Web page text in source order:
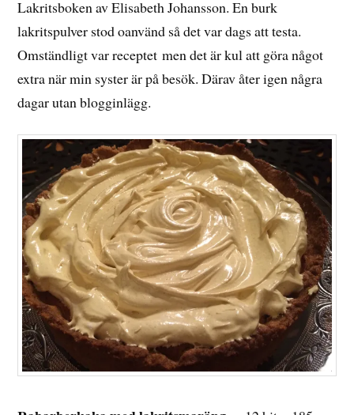
Lakritsboken av Elisabeth Johansson. En burk
lakritspulver stod oanvänd så det var dags att testa.
Omständligt var receptet men det är kul att göra något
extra när min syster är på besök. Därav åter igen några
dagar utan blogginlägg.